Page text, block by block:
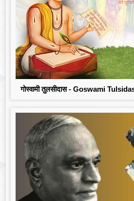
गोस्वामी तुलसीदास - Goswami